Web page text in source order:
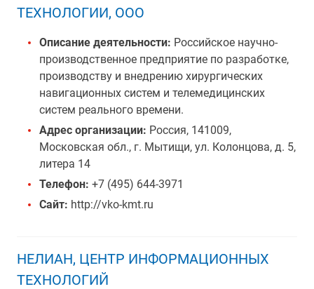
ТЕХНОЛОГИИ, ООО
Описание деятельности: Российское научно-
производственное предприятие по разработке,
производству и внедрению хирургических
навигационных систем и телемедицинских
систем реального времени.
Адрес организации: Россия, 141009,
Московская обл., г. Мытищи, ул. Колонцова, д. 5,
литера 14
Телефон: +7 (495) 644-3971
Сайт: http://vko-kmt.ru
НЕЛИАН, ЦЕНТР ИНФОРМАЦИОННЫХ
ТЕХНОЛОГИЙ